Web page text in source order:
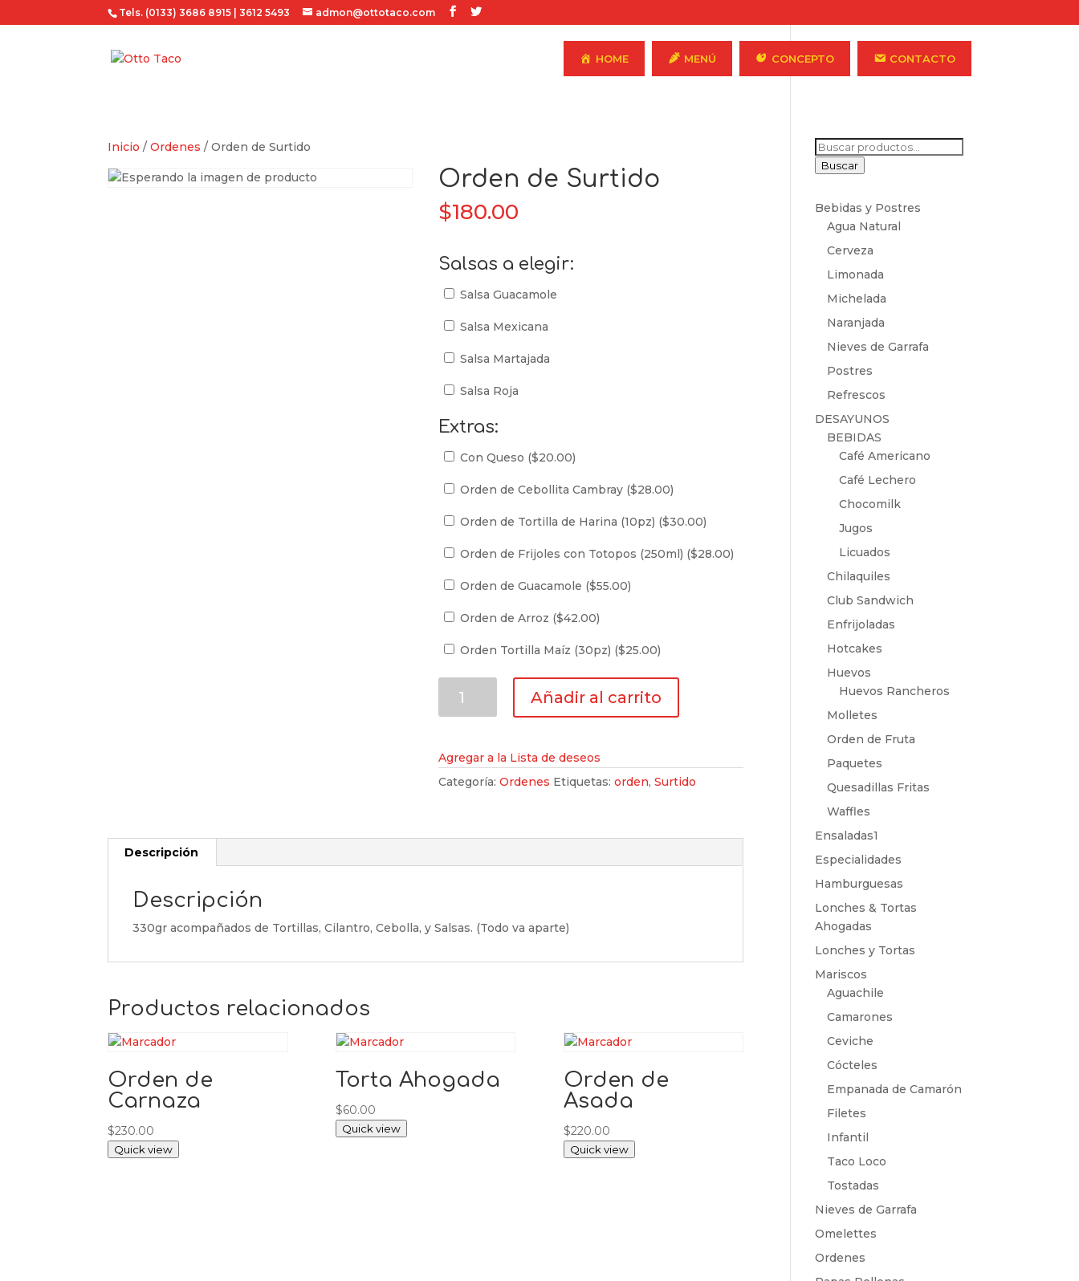
Tels. (0133) 3686 8915 | 3612 5493 admon@ottotaco.com
HOME MENÚ CONCEPTO CONTACTO
Inicio /Ordenes / Orden de Surtido
Orden de Surtido
$180.00
Salsas a elegir:
Salsa Guacamole
Salsa Mexicana
Salsa Martajada
Salsa Roja
Extras:
Con Queso ($20.00)
Orden de Cebollita Cambray ($28.00)
Orden de Tortilla de Harina (10pz) ($30.00)
Orden de Frijoles con Totopos (250ml) ($28.00)
Orden de Guacamole ($55.00)
Orden de Arroz ($42.00)
Orden Tortilla Maíz (30pz) ($25.00)
Añadir al carrito
Agregar a la Lista de deseos
Categoría:Ordenes Etiquetas:orden,Surtido
Descripción
Descripción
330gr acompañados de Tortillas, Cilantro, Cebolla, y Salsas. (Todo va aparte)
Productos relacionados
Orden de
Carnaza
$230.00
Quick view
Torta Ahogada
$60.00
Quick view
Orden de
Asada
$220.00
Quick view
Buscar
por:
Buscar
Bebidas y Postres
Agua Natural
Cerveza
Limonada
Michelada
Naranjada
Nieves de Garrafa
Postres
Refrescos
DESAYUNOS
BEBIDAS
Café Americano
Café Lechero
Chocomilk
Jugos
Licuados
Chilaquiles
Club Sandwich
Enfrijoladas
Hotcakes
Huevos
Huevos Rancheros
Molletes
Orden de Fruta
Paquetes
Quesadillas Fritas
Waffles
Ensaladas1
Especialidades
Hamburguesas
Lonches & Tortas
Ahogadas
Lonches y Tortas
Mariscos
Aguachile
Camarones
Ceviche
Cócteles
Empanada de Camarón
Filetes
Infantil
Taco Loco
Tostadas
Nieves de Garrafa
Omelettes
Ordenes